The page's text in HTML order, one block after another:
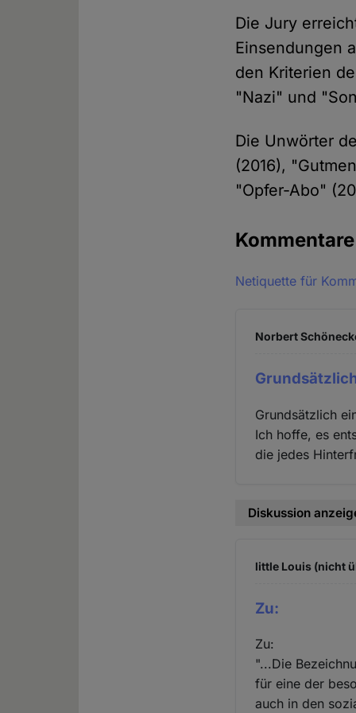
Die Jury
Einsendungen
den Kriterien
"Nazi" und
Die Unwörter
(2016),
"Opfer-Abo"
Kommentare
Netiquette für
Norbert
Grundsätzlich
Ich hoffe, es
die jedes
Diskussion
little Louis (nicht
Zu:
Zu:
"...Die
für eine der
auch in den